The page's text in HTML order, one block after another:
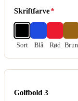
Skriftfarve*
Sort Blå Rød Brun
Golfbold 3